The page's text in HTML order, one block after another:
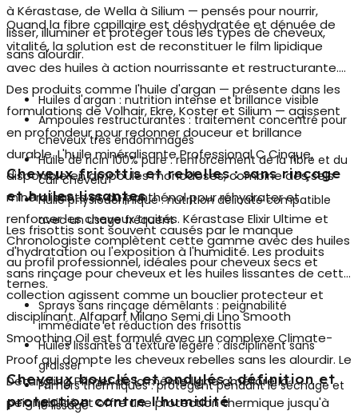
à Kérastase, de Wella à Silium — pensés pour nourrir,
lisser, illuminer et protéger tous les types de cheveux,
sans alourdir.
Quand la fibre capillaire est déshydratée et dénuée de
vitalité, la solution est de reconstituer le film lipidique
avec des huiles à action nourrissante et restructurante.
Des produits comme l'huile d'argan — présente dans les
formulations de Volhair, Ekre, Koster et Silium — agissent
en profondeur pour redonner douceur et brillance
durable. L'huile minéralisante Professional C Cinque,
disponible en ampoules monodoses, combine des sels
minéralisants et du panthénol pour réhydrater et
renforcer les cheveux traités. Kérastase Elixir Ultime et
Chronologiste complètent cette gamme avec des huiles
au profil professionnel, idéales pour cheveux secs et
ternes.
Huiles d'argan : nutrition intense et brillance visible
Ampoules restructurantes : traitement concentré pour
cheveux très endommagés
Huile de ricin 100% pure : renforcement de la fibre et du
cuir chevelu
Huile physiodermique : nutrition délicate compatible
avec un usage fréquent
Cheveux frisottis et rebelles : sans rinçage
et huiles lissantes
Les frisottis sont souvent causés par le manque
d'hydratation ou l'exposition à l'humidité. Les produits
sans rinçage pour cheveuxet les huiles lissantes de cette
collection agissent comme un bouclier protecteur et
disciplinant. Alfaparf Milano Semi di Lino Smooth
Smoothing Oil est formulé avec un complexe Climate-
Proof qui dompte les cheveux rebelles sans les alourdir. Le
Detangling Primer de la même ligne améliore la
peignabilité et offre une protection thermique jusqu'à
Sprays sans rinçage démêlants : peignabilité
immédiate et réduction des frisottis
Huiles lissantes à texture légère : disciplinent sans
graisser
Primers thermiques : protègent pendant le séchage et
le lissage
Cheveux bouclés et ondulés : définition et
protection contre l'humidité